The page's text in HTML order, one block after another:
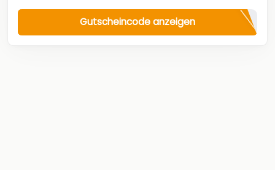
Gutscheincode anzeigen